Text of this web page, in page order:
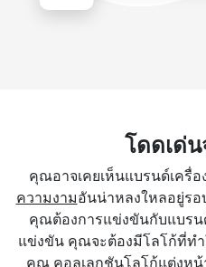
โดดเด่
คุณอาจเคยเห็นแบรนด์เครื่
ความงามอันน่าหลงใหลอยู่ร
คุณต้องการแข่งขันกับแบรน
แข่งขัน คุณจะต้องมีโลโก้ที่ท
คุณ คอลเลกชันโลโก้แต่งหน้